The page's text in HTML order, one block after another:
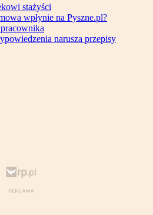
stażyści
wpłynie na Pyszne.pl?
narusza przepisy